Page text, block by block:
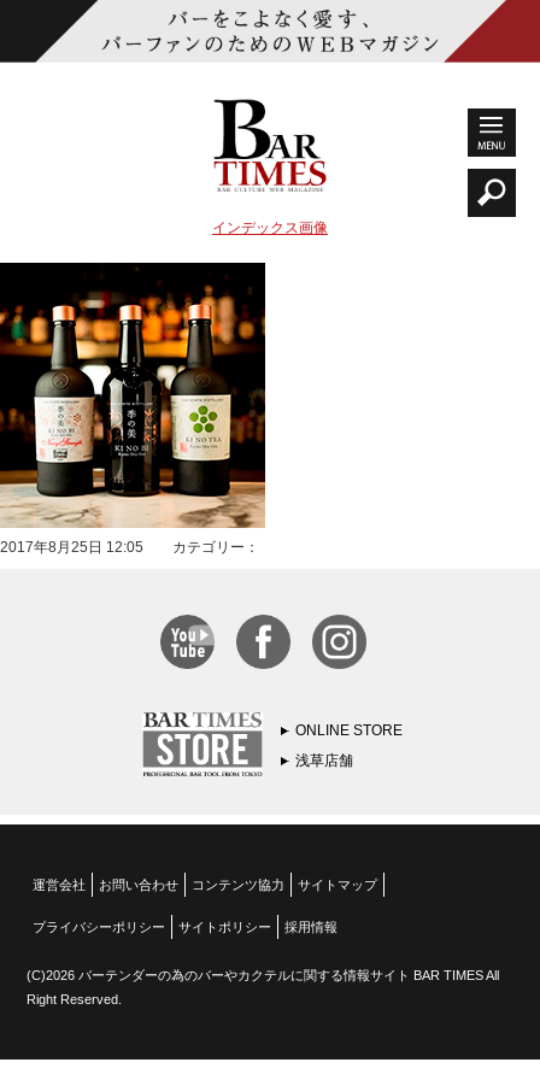
インデックス画像
2017年8月25日 12:05 カテゴリー：
ONLINE STORE
浅草店舗
運営会社 お問い合わせ コンテンツ協力 サイトマップ
プライバシーポリシー サイトポリシー 採用情報
(C)2026 バーテンダーの為のバーやカクテルに関する情報サイト BAR TIMES All
Right Reserved.